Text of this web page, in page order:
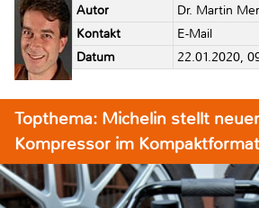
Autor
Dr. Martin
Kontakt
E-Mail
Datum
22.01.2020,
Topthema: Michelin stellt
Kompressor im